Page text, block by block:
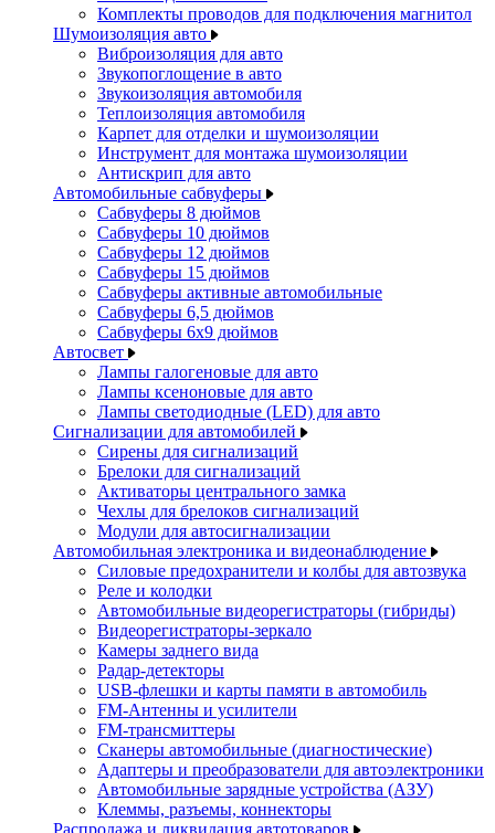
Комплекты проводов для подключения магнитол
Шумоизоляция авто
Виброизоляция для авто
Звукопоглощение в авто
Звукоизоляция автомобиля
Теплоизоляция автомобиля
Карпет для отделки и шумоизоляции
Инструмент для монтажа шумоизоляции
Антискрип для авто
Автомобильные сабвуферы
Сабвуферы 8 дюймов
Сабвуферы 10 дюймов
Сабвуферы 12 дюймов
Сабвуферы 15 дюймов
Сабвуферы активные автомобильные
Сабвуферы 6,5 дюймов
Сабвуферы 6x9 дюймов
Автосвет
Лампы галогеновые для авто
Лампы ксеноновые для авто
Лампы светодиодные (LED) для авто
Сигнализации для автомобилей
Сирены для сигнализаций
Брелоки для сигнализаций
Активаторы центрального замка
Чехлы для брелоков сигнализаций
Модули для автосигнализации
Автомобильная электроника и видеонаблюдение
Силовые предохранители и колбы для автозвука
Реле и колодки
Автомобильные видеорегистраторы (гибриды)
Видеорегистраторы-зеркало
Камеры заднего вида
Радар-детекторы
USB-флешки и карты памяти в автомобиль
FM-Антенны и усилители
FM-трансмиттеры
Сканеры автомобильные (диагностические)
Адаптеры и преобразователи для автоэлектроники
Автомобильные зарядные устройства (АЗУ)
Клеммы, разъемы, коннекторы
Распродажа и ликвидация автотоваров